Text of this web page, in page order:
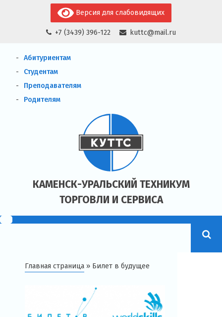
+7 (3439) 396-122 kuttc@mail.ru
Версия для слабовидящих
КАМЕНСК-УРАЛЬСКИЙ ТЕХНИКУМ
ТОРГОВЛИ И СЕРВИСА
Абитуриентам
Студентам
Преподавателям
Родителям
Главная страница » Билет в будущее